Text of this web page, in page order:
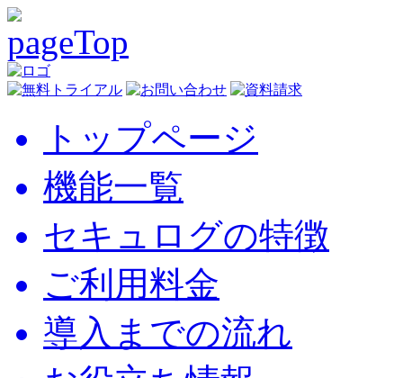
トップページ
機能一覧
セキュログの特徴
ご利用料金
導入までの流れ